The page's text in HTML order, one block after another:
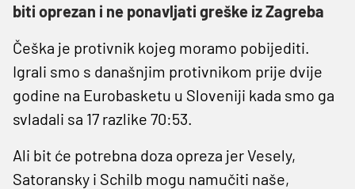
biti oprezan i ne ponavljati greške iz Zagreba
Češka je protivnik kojeg moramo pobijediti.
Igrali smo s današnjim protivnikom prije dvije
godine na Eurobasketu u Sloveniji kada smo ga
svladali sa 17 razlike 70:53.
Ali bit će potrebna doza opreza jer Vesely,
Satoransky i Schilb mogu namučiti naše,